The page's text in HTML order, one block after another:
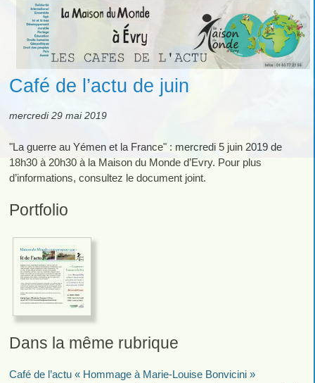
Café de l’actu de juin
mercredi 29 mai 2019
"La guerre au Yémen et la France" : mercredi 5 juin 2019 de
18h30 à 20h30 à la Maison du Monde d’Evry. Pour plus
d’informations, consultez le document joint.
Portfolio
Dans la même rubrique
Café de l’actu « Hommage à Marie-Louise Bonvicini »